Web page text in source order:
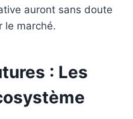
auront sans doute
le marché.
: Les